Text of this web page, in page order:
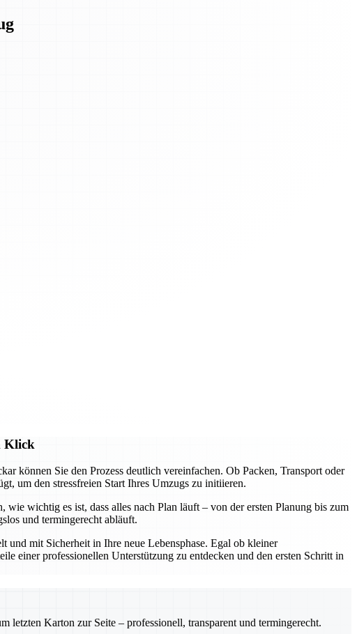
Klick
können Sie den Prozess deutlich vereinfachen. Ob Packen, Transport oder
um den stressfreien Start Ihres Umzugs zu initiieren.
wichtig es ist, dass alles nach Plan läuft – von der ersten Planung bis zum
und termingerecht abläuft.
und mit Sicherheit in Ihre neue Lebensphase. Egal ob kleiner
einer professionellen Unterstützung zu entdecken und den ersten Schritt in
letzten Karton zur Seite – professionell, transparent und termingerecht.